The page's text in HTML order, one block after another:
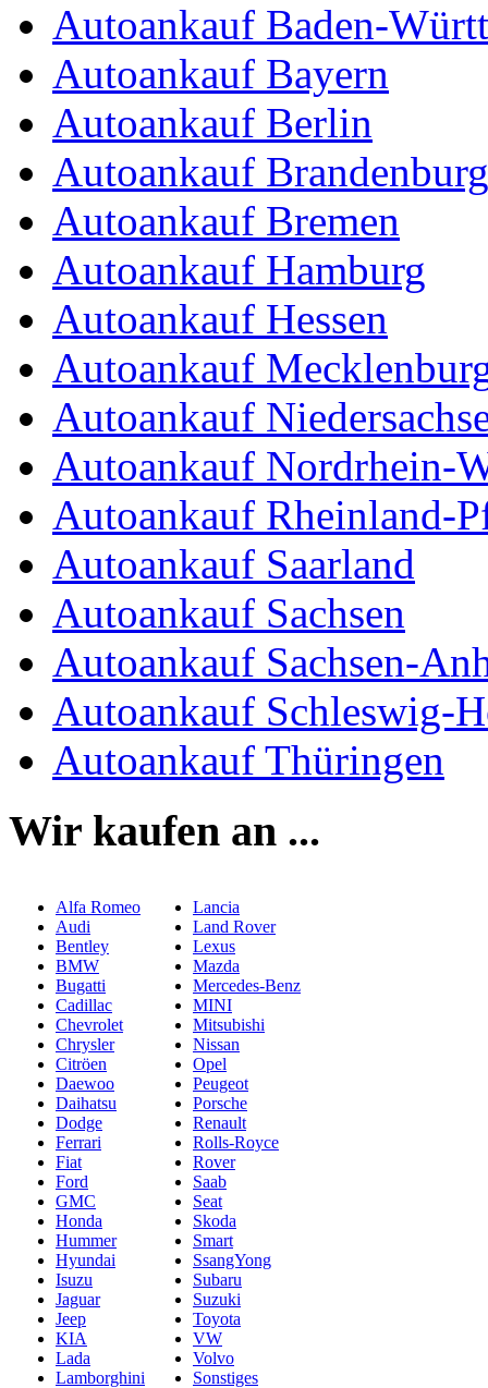
Autoankauf Baden-
Autoankauf Bayern
Autoankauf Berlin
Autoankauf Brandenburg
Autoankauf Bremen
Autoankauf Hamburg
Autoankauf Hessen
Autoankauf
Autoankauf
Autoankauf Nordrhein-
Autoankauf Rheinland-
Autoankauf Saarland
Autoankauf Sachsen
Autoankauf Sachsen-
Autoankauf Schleswig-
Autoankauf Thüringen
Wir kaufen an ...
Alfa Romeo
Audi
Bentley
BMW
Bugatti
Cadillac
Chevrolet
Chrysler
Citröen
Daewoo
Daihatsu
Dodge
Ferrari
Fiat
Ford
GMC
Honda
Hummer
Hyundai
Isuzu
Jaguar
Jeep
KIA
Lada
Lamborghini
Lancia
Land Rover
Lexus
Mazda
Mercedes-Benz
MINI
Mitsubishi
Nissan
Opel
Peugeot
Porsche
Renault
Rolls-Royce
Rover
Saab
Seat
Skoda
Smart
SsangYong
Subaru
Suzuki
Toyota
VW
Volvo
Sonstiges